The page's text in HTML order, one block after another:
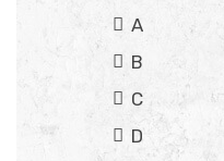
A
B
C
D